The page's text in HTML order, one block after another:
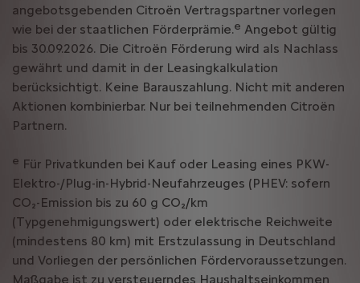
angebotsgebenden Citroën Vertragspartner vorlegen
wie bei der staatlichen Förderprämie.e Angebot gültig
bis 30.09.2026. Die Citroën Förderung wird als Nachlass
gewährt und damit in der Leasingkalkulation
berücksichtigt. Keine Barauszahlung. Nicht mit anderen
Aktionen kombinierbar. Nur bei teilnehmenden Citroën
Partnern.
e Für Privatkunden bei Kauf oder Leasing eines PKW-
Elektro-/Plug-in-Hybrid-Neufahrzeuges (PHEV: sofern
CO₂-Emission bis zu 60 g CO₂/km
(Typgenehmigungswert) oder elektrische Reichweite
(mindestens 80 km) mit Erstzulassung in Deutschland
und Vorliegen der persönlichen Fördervoraussetzungen.
Maßgabe ist zu versteuerndes Haushaltseinkommen